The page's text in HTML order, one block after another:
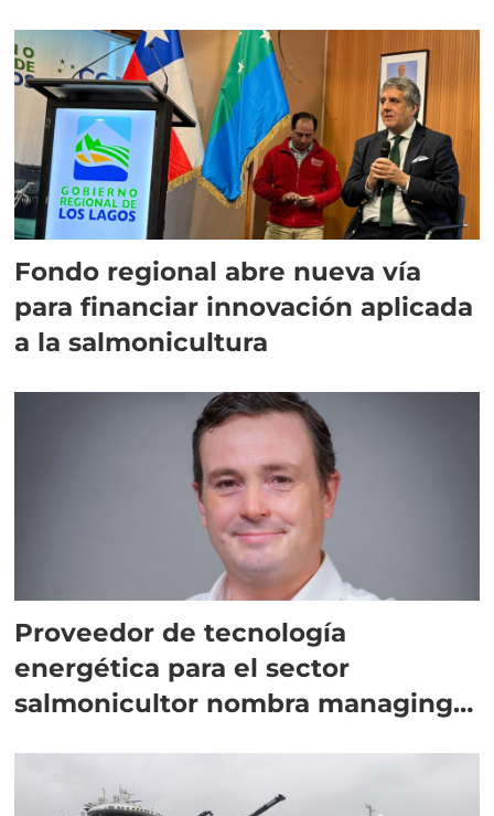
Fondo regional abre nueva vía
para financiar innovación aplicada
a la salmonicultura
Proveedor de tecnología
energética para el sector
salmonicultor nombra managing